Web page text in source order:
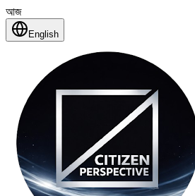
আজ
English